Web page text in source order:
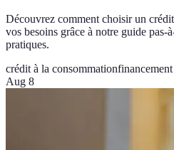
Découvrez comment choisir un
vos besoins grâce à notre guide pas-
pratiques.
crédit à la consommationfinancement
Aug 8